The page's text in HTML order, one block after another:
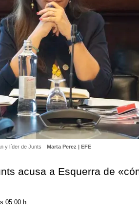
y líder de Junts Marta Perez | EFE
acusa a Esquerra de
05:00 h.